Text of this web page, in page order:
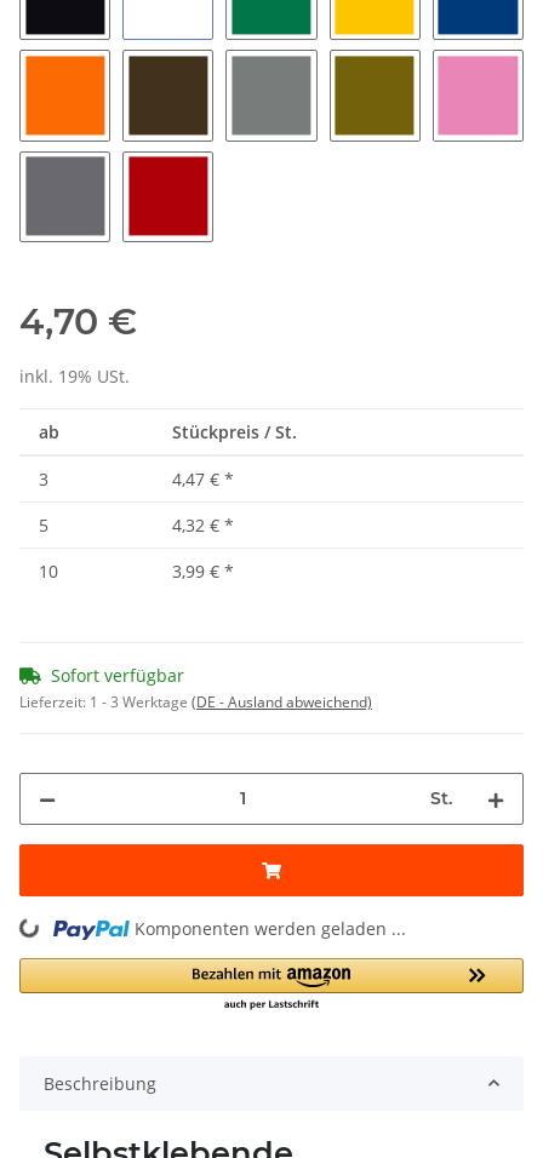
schwarz weiß grün gelb blau
orange braun
4,70 €
inkl. 19% USt.
ab Stückpreis / St.
3 4,47 € *
5
4,32 € *
10
3,99 € *
Sofort verfügbar
Lieferzeit: 1 - 3 Werktage (DE - Ausland abweichend)
St.
Komponenten werden geladen ...
Beschreibung